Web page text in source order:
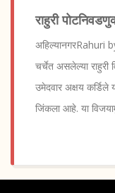
राहुरी
अहिल्यानगरRahuri
चर्चेत असलेल्या राहुरी
उमेदवार अक्षय कर्डिले
जिंकला आहे. या